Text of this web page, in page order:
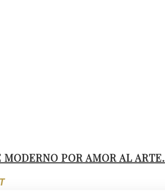
POR AMOR AL ARTE.